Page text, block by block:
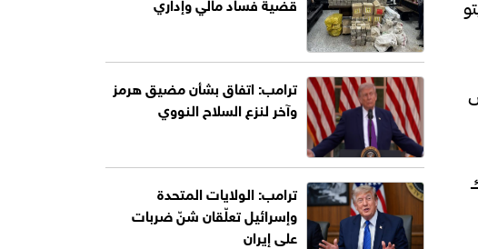
ترامب: اتفاق بشأن مضيق هرمز
وآخر لنزع السلاح النووي
ترامب: الولايات المتحدة
وإسرائيل تعلّقان شنّ ضربات
على إيران